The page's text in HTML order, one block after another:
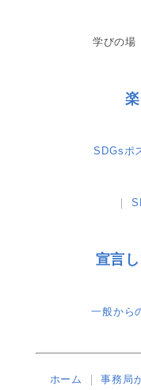
学びの場
SDGsポ
宣言
一般から
ホーム 事務局